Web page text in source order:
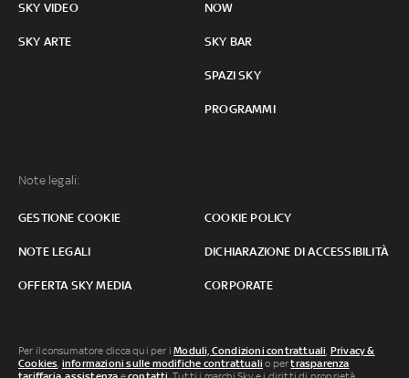
SKY VIDEO
SKY ARTE
NOW
SKY BAR
SPAZI SKY
PROGRAMMI
Note legali:
GESTIONE COOKIE COOKIE POLICY
NOTE LEGALI DICHIARAZIONE DI ACCESSIBILITÀ
OFFERTA SKY MEDIA CORPORATE
Per il consumatore clicca qui per iModuli, Condizioni contrattuali, Privacy &
Cookies, informazioni sulle modifiche contrattuali o pertrasparenza